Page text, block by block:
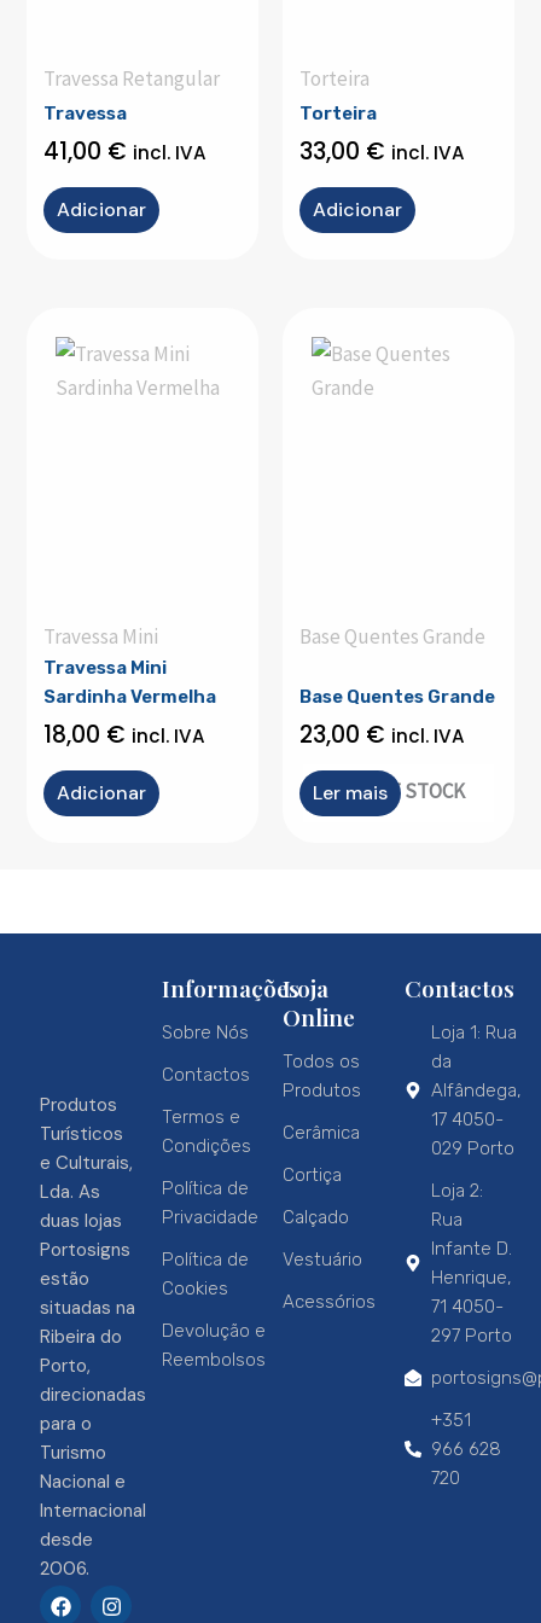
Travessa Retangular
Travessa
41,00 € incl. IVA
Adicionar
Torteira
Torteira
33,00 € incl. IVA
Adicionar
Travessa Mini
Travessa Mini
Sardinha Vermelha
18,00 € incl. IVA
Adicionar
Base Quentes Grande
OUT OF STOCK
Base Quentes Grande
23,00 € incl. IVA
Ler mais
Produtos
Turísticos
e Culturais,
Lda. As
duas lojas
Portosigns
estão
situadas na
Ribeira do
Porto,
direcionadas
para o
Turismo
Nacional e
Internacional
desde
2006.
F
a
I
n
Informações
Sobre Nós
Contactos
Termos e
Condições
Política de
Privacidade
Política de
Cookies
Devolução e
Reembolsos
Loja
Online
Todos os
Produtos
Cerâmica
Cortiça
Calçado
Vestuário
Acessórios
Contactos
Loja 1: Rua
da
Alfândega,
17 4050-
029 Porto
Loja 2:
Rua
Infante D.
Henrique,
71 4050-
297 Porto
+351
966 628
720